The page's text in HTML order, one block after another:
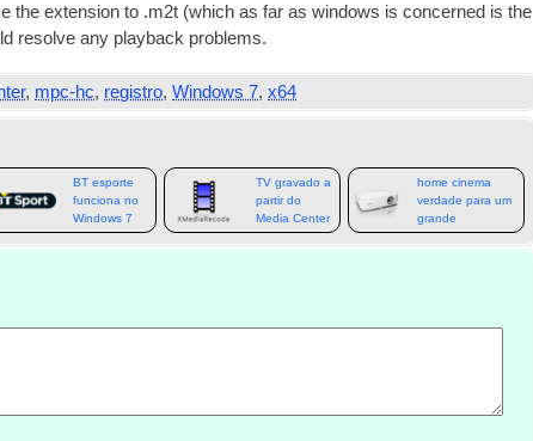
the exten­sion to .m2t (which as far as win­dows is con­cerned is the
resolve any play­back problems.
, mpc-hc, registro,Windows 7,x64
BT esporte
funciona no
Windows 7
TV gravado a
partir do
Media Center
para Kodi
home cinema
verdade para um
grande